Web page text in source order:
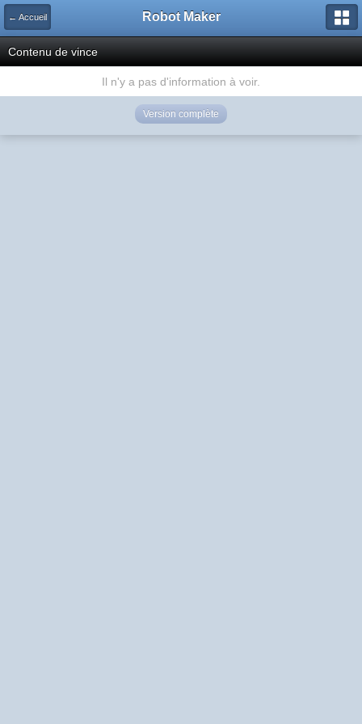
← Accueil Robot Maker
Contenu de vince
Il n'y a pas d'information à voir.
Version complète